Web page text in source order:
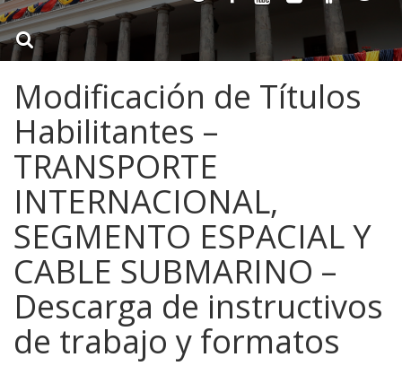
Modificación de Títulos
Habilitantes –
TRANSPORTE
INTERNACIONAL,
SEGMENTO ESPACIAL Y
CABLE SUBMARINO –
Descarga de instructivos
de trabajo y formatos